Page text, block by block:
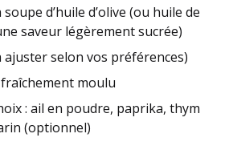
d’huile d’olive (ou huile de
saveur légèrement sucrée)
ajuster selon vos préférences)
moulu
: ail en poudre, paprika, thym
(optionnel)